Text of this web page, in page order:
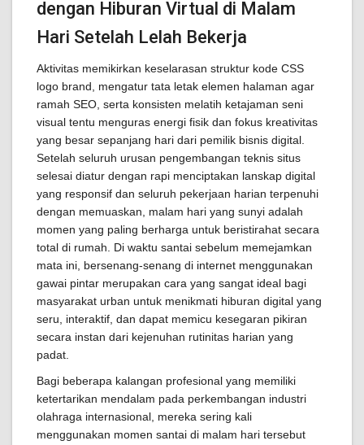
dengan Hiburan Virtual di Malam
Hari Setelah Lelah Bekerja
Aktivitas memikirkan keselarasan struktur kode CSS
logo brand, mengatur tata letak elemen halaman agar
ramah SEO, serta konsisten melatih ketajaman seni
visual tentu menguras energi fisik dan fokus kreativitas
yang besar sepanjang hari dari pemilik bisnis digital.
Setelah seluruh urusan pengembangan teknis situs
selesai diatur dengan rapi menciptakan lanskap digital
yang responsif dan seluruh pekerjaan harian terpenuhi
dengan memuaskan, malam hari yang sunyi adalah
momen yang paling berharga untuk beristirahat secara
total di rumah. Di waktu santai sebelum memejamkan
mata ini, bersenang-senang di internet menggunakan
gawai pintar merupakan cara yang sangat ideal bagi
masyarakat urban untuk menikmati hiburan digital yang
seru, interaktif, dan dapat memicu kesegaran pikiran
secara instan dari kejenuhan rutinitas harian yang
padat.
Bagi beberapa kalangan profesional yang memiliki
ketertarikan mendalam pada perkembangan industri
olahraga internasional, mereka sering kali
menggunakan momen santai di malam hari tersebut